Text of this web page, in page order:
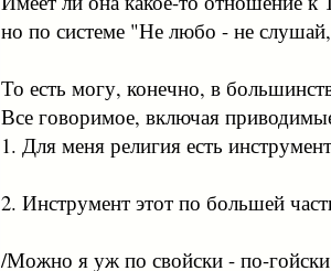
но по системе "Не любо - не
То есть могу, конечно, в
Все говоримое, включая
1. Для меня религия есть
2. Инструмент этот по большей
/Можно я уж по свойски - по-